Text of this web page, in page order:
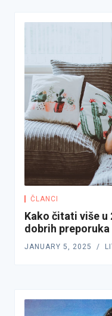
ČLANCI
Kako čitati više
dobrih preporuka
JANUARY 5, 2025